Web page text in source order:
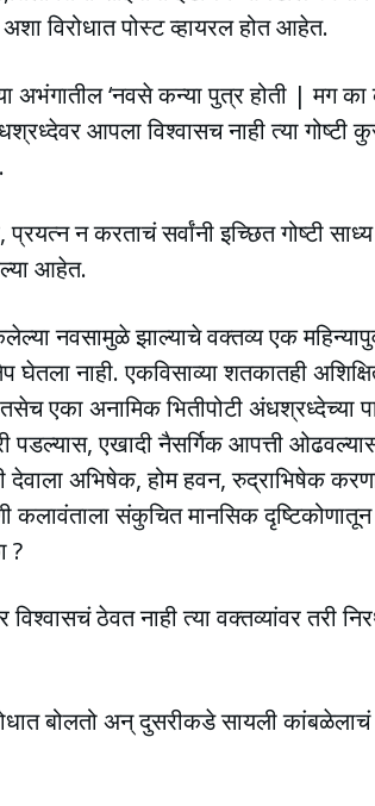
विरोधात पोस्ट व्हायरल होत आहेत.
‘नवसे कन्या पुत्र होती | मग
आपला विश्वासच नाही त्या गोष्टी
न करताचं सर्वांनी इच्छित गोष्टी
आहेत.
केलेल्या नवसामुळे झाल्याचे वक्तव्य एक
नाही. एकविसाव्या शतकातही
एका अनामिक भितीपोटी अंधश्रध्देच्या
पडल्यास, एखादी नैसर्गिक आपत्ती
देवाला अभिषेक, होम हवन, रुद्राभिषेक
कलावंताला संकुचित मानसिक
?
ठेवत नाही त्या वक्तव्यांवर तरी
बोलतो अन् दुसरीकडे सायली